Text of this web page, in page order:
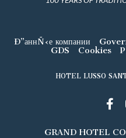
Ð”аннÑ‹е компании
GDS
Cookies
HOTEL LUSSO
GRAND HOTEL